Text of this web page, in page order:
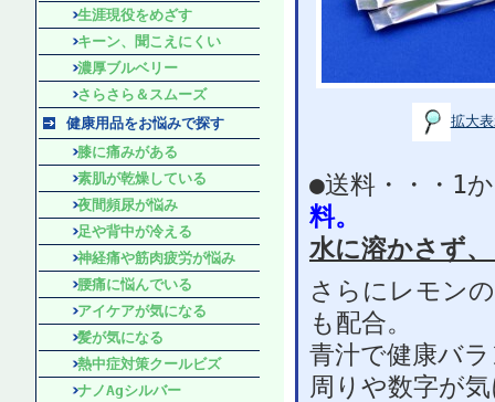
生涯現役をめざす
キーン、聞こえにくい
濃厚ブルベリー
さらさら＆スムーズ
健康用品をお悩みで探す
膝に痛みがある
素肌が乾燥している
夜間頻尿が悩み
足や背中が冷える
神経痛や筋肉疲労が悩み
腰痛に悩んでいる
アイケアが気になる
髪が気になる
熱中症対策クールビズ
ナノAgシルバー
拡大
●送料・・・1
料。
水に溶かさず
さらにレモン
も配合。
青汁で健康バ
周りや数字が